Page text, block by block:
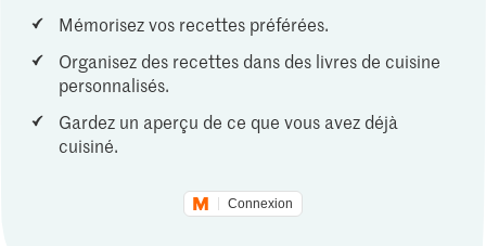
Mémorisez vos recettes préférées.
Organisez des recettes dans des livres de cuisine
personnalisés.
Gardez un aperçu de ce que vous avez déjà
cuisiné.
Connexion